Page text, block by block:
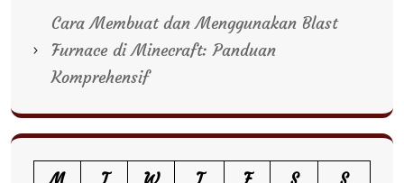
Cara Membuat dan Menggunakan Blast
Furnace di Minecraft: Panduan
Komprehensif